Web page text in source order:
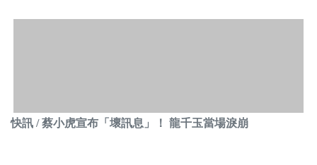
快訊 / 蔡小虎宣布「壞訊息」！ 龍千玉當場淚崩